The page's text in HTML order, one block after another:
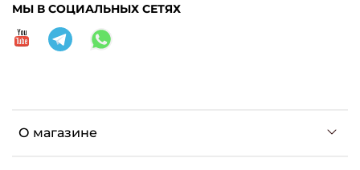
О магазине
МЫ В СОЦИАЛЬНЫХ СЕТЯХ